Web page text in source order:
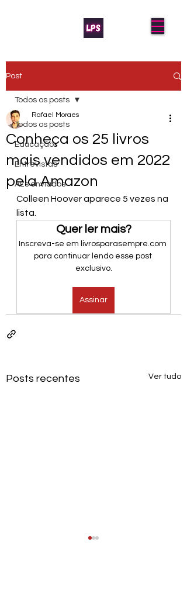
Post
Todos os posts
Educação
Entrevistas
AL's enviados
Todos os posts
Conheça os 25 livros
mais vendidos em 2022
pela Amazon
Rafael Moraes
Colleen Hoover aparece 5 vezes na
lista.
Quer ler mais?
Inscreva-se em livrosparasempre.com
para continuar lendo esse post
exclusivo.
Assinar
Posts recentes Ver tudo